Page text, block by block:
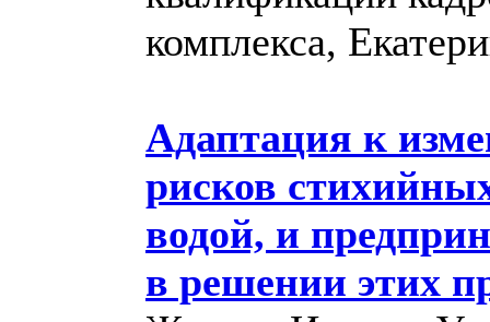
комплекса,
Адаптация к
рисков
водой, и
в решении этих